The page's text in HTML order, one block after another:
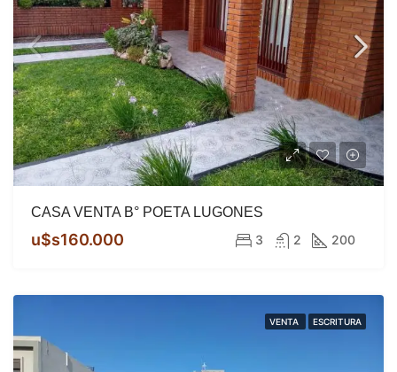
CASA VENTA B° POETA LUGONES
u$s160.000 3 2 200
VENTA ESCRITURA